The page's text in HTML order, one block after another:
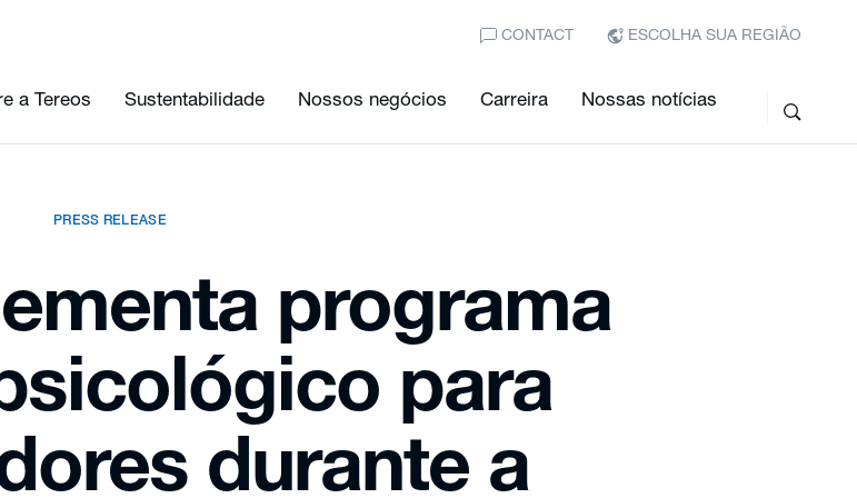
CONTACT ESCOLHA SUA REGIÃO
a Tereos Sustentabilidade Nossos negócios Carreira Nossas notícias
PRESS RELEASE
programa
para
durante a